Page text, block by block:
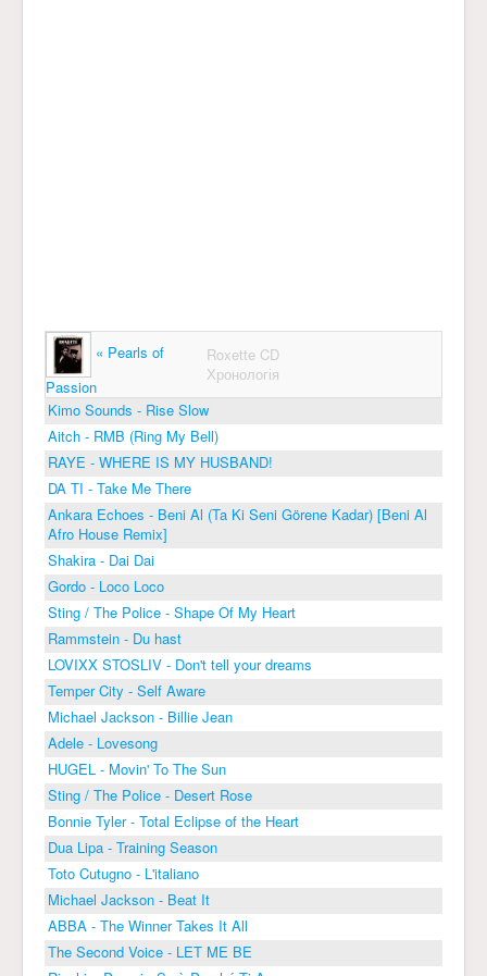
« Pearls of
Passion
Roxette CD
Хронологія
Kimo Sounds - Rise Slow
Aitch - RMB (Ring My Bell)
RAYE - WHERE IS MY HUSBAND!
DA TI - Take Me There
Ankara Echoes - Beni Al (Ta Ki Seni Görene Kadar) [Beni Al
Afro House Remix]
Shakira - Dai Dai
Gordo - Loco Loco
Sting / The Police - Shape Of My Heart
Rammstein - Du hast
LOVIXX STOSLIV - Don't tell your dreams
Temper City - Self Aware
Michael Jackson - Billie Jean
Adele - Lovesong
HUGEL - Movin' To The Sun
Sting / The Police - Desert Rose
Bonnie Tyler - Total Eclipse of the Heart
Dua Lipa - Training Season
Toto Cutugno - L'italiano
Michael Jackson - Beat It
ABBA - The Winner Takes It All
The Second Voice - LET ME BE